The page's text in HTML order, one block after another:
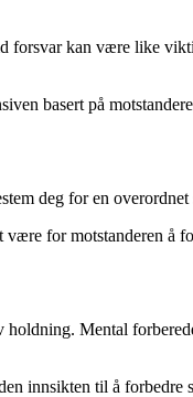
forsvar kan være like
basert på
deg for en
for motstanderen å
Mental
innsikten til å forbedre